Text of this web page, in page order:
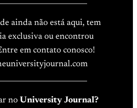
ainda não está aqui, tem
exclusiva ou encontrou
em contato conosco!
no University Journal?